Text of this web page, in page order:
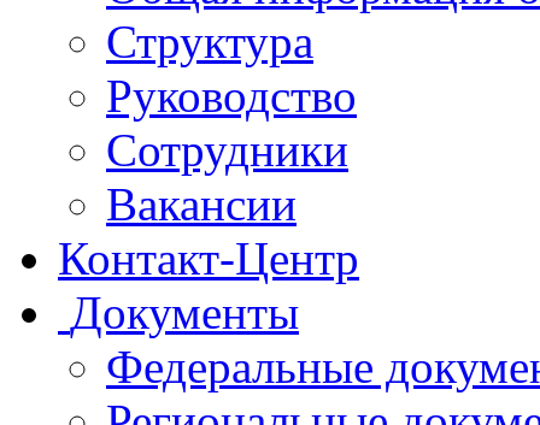
Структура
Руководство
Сотрудники
Вакансии
Контакт-Центр
Документы
Федеральные